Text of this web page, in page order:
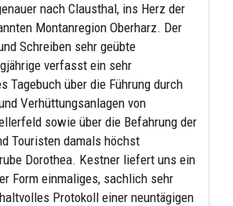
nach Clausthal, ins Herz der
Montanregion Oberharz. Der
Schreiben sehr geübte
verfasst ein sehr
Tagebuch über die Führung durch
Verhüttungsanlagen von
sowie über die Befahrung der
Touristen damals höchst
Dorothea. Kestner liefert uns ein
Form einmaliges, sachlich sehr
Protokoll einer neuntägigen